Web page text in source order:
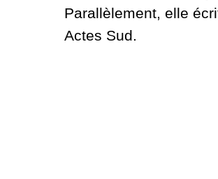
Parallèlement, elle
Actes Sud.